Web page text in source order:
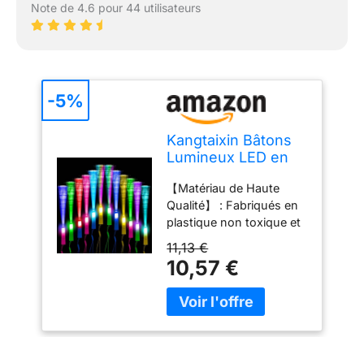
Note de 4.6 pour 44 utilisateurs
Kangtaixin Bâtons
Lumineux LED en
de 12 avec Piles,
pour Adultes et
Enfants, Idéal pour
Fêtes, Concerts,
Clubs, Mariages, et
Plus
【Matériau de Haute
Qualité】 : Fabriqués en
plastique non toxique et
lumineux à LED en fibre
optique sont légers,
durables et faciles à
transporter. 【Bâtons
11,13 €
10,57 €
-5%